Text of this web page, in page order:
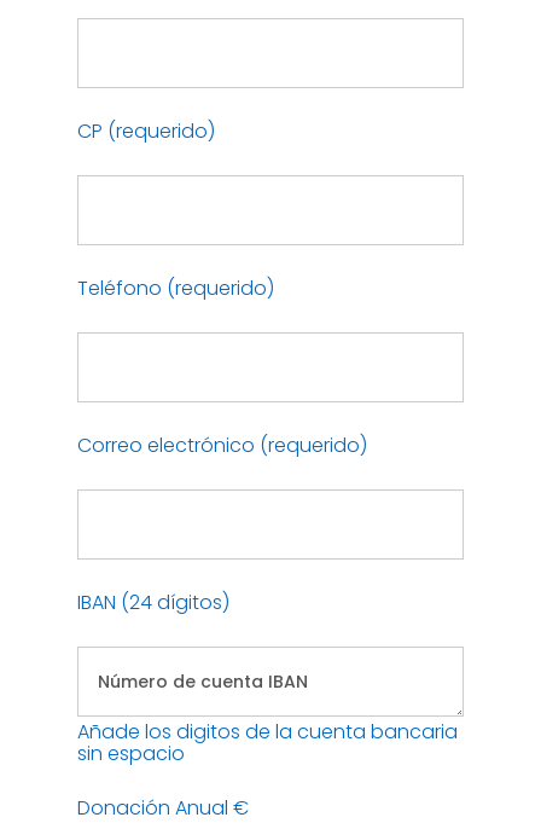
CP (requerido)
Teléfono (requerido)
Correo electrónico (requerido)
IBAN (24 dígitos)
Añade los digitos de la cuenta bancaria
sin espacio
Donación Anual €